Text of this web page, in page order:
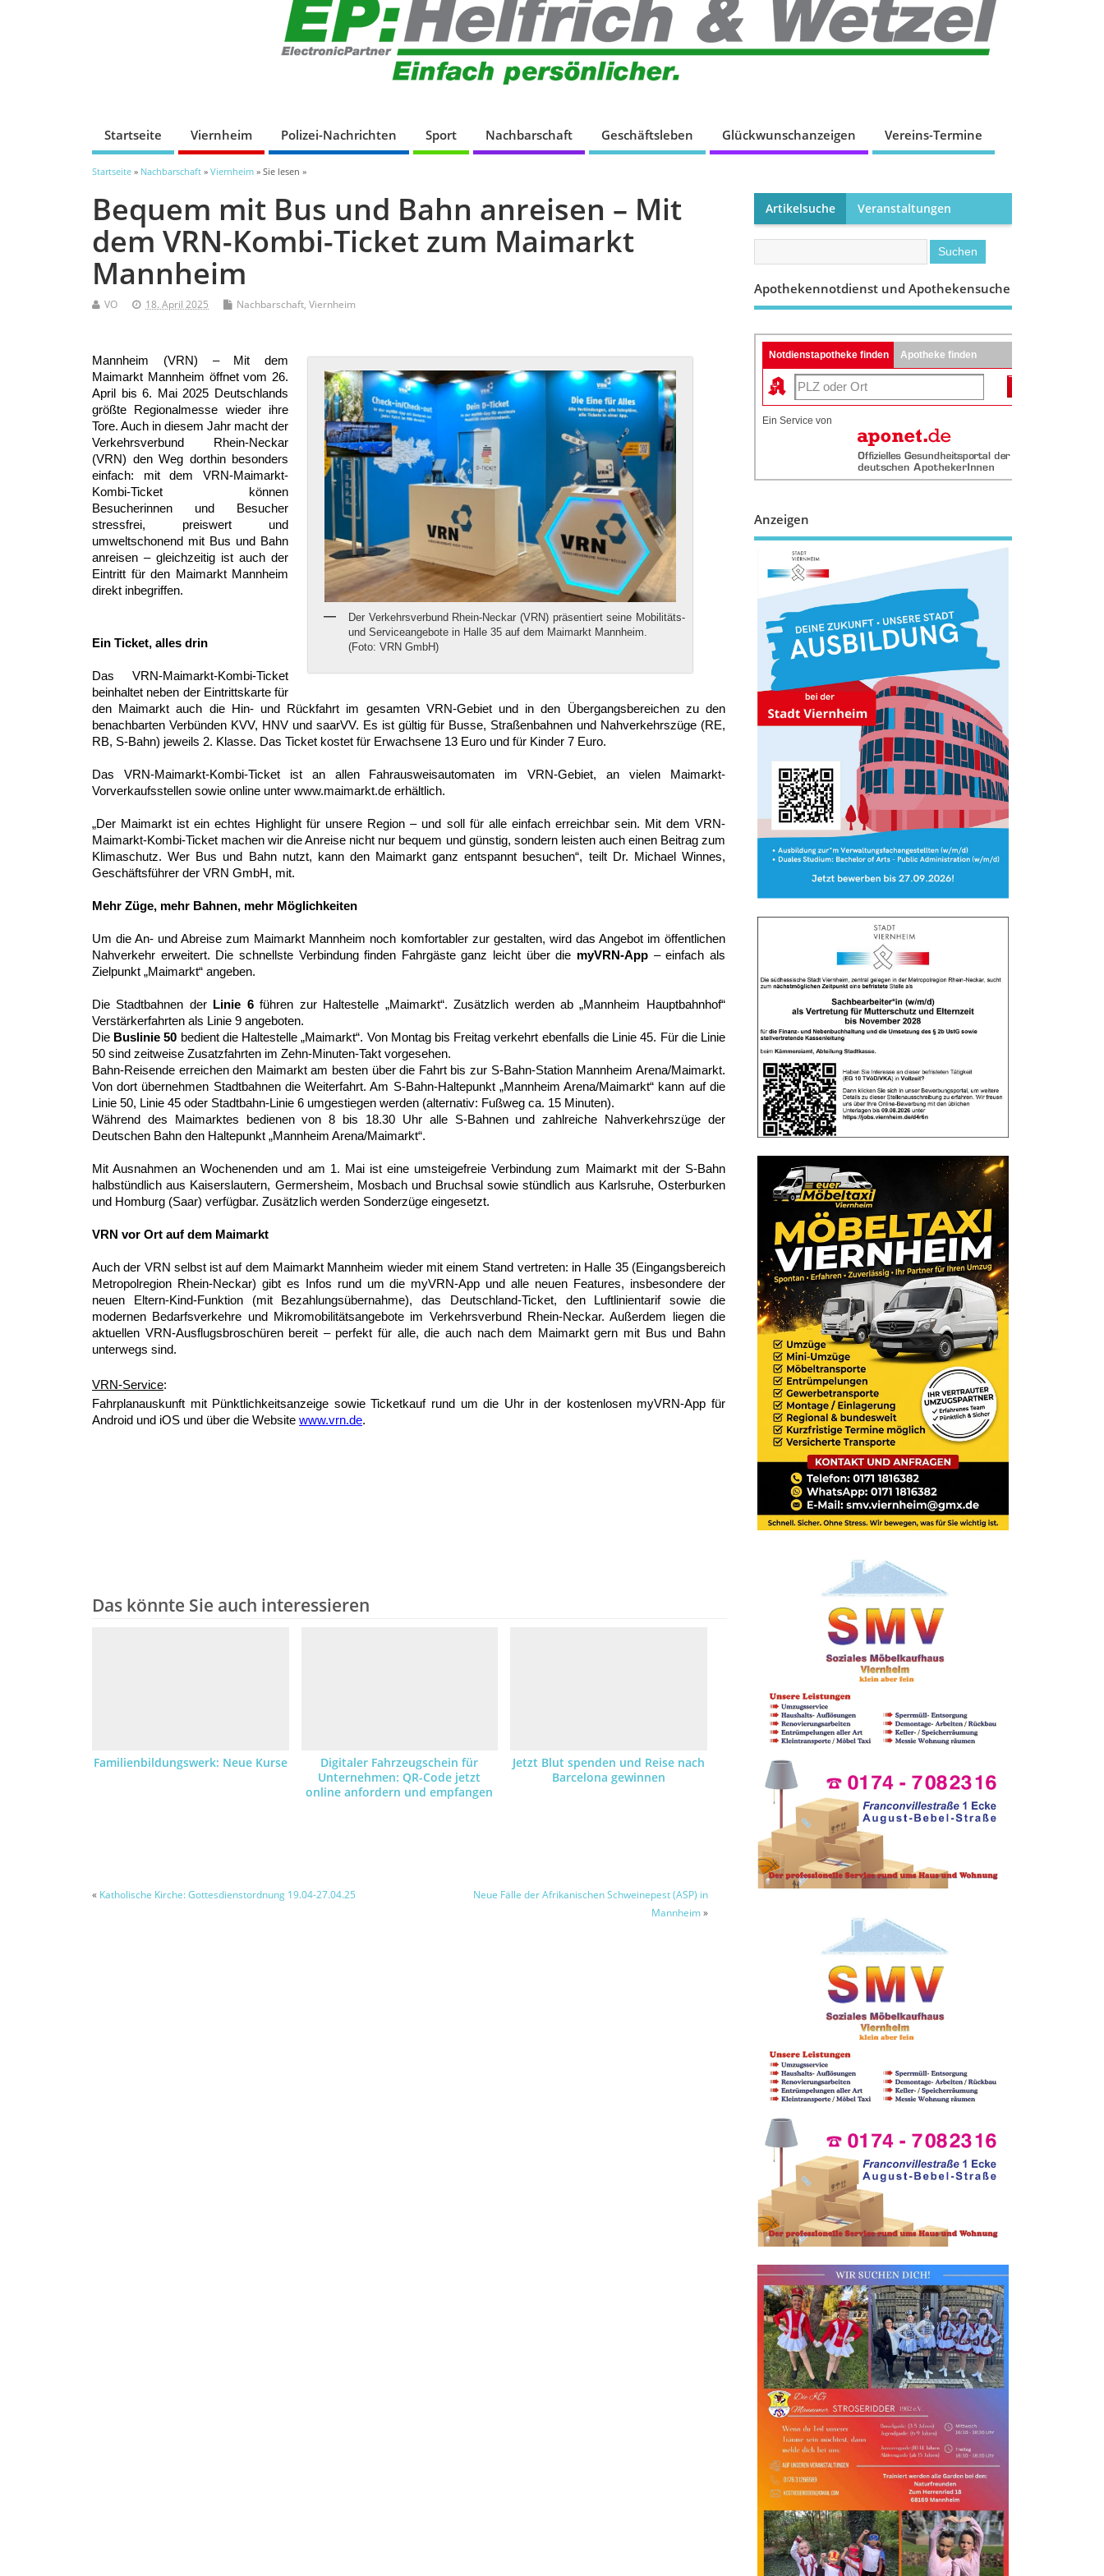
Startseite Viernheim Polizei-Nachrichten Sport Nachbarschaft Geschäftsleben Glückwunschanzeigen Vereins-Termine
Startseite » Nachbarschaft » Viernheim » Sie lesen »
Bequem mit Bus und Bahn anreisen – Mit
dem VRN-Kombi-Ticket zum Maimarkt
Mannheim
VO 18. April 2025 Nachbarschaft, Viernheim
Der Verkehrsverbund Rhein-Neckar (VRN) präsentiert seine Mobilitäts-
und Serviceangebote in Halle 35 auf dem Maimarkt Mannheim.
(Foto: VRN GmbH)
Mannheim (VRN) – Mit dem
Maimarkt Mannheim öffnet vom 26.
April bis 6. Mai 2025 Deutschlands
größte Regionalmesse wieder ihre
Tore. Auch in diesem Jahr macht der
Verkehrsverbund Rhein-Neckar
(VRN) den Weg dorthin besonders
einfach: mit dem VRN-Maimarkt-
Kombi-Ticket können
Besucherinnen und Besucher
stressfrei, preiswert und
umweltschonend mit Bus und Bahn
anreisen – gleichzeitig ist auch der
Eintritt für den Maimarkt Mannheim
direkt inbegriffen.
Ein Ticket, alles drin
Das VRN-Maimarkt-Kombi-Ticket
beinhaltet neben der Eintrittskarte für
den Maimarkt auch die Hin- und Rückfahrt im gesamten VRN-Gebiet und in den Übergangsbereichen zu den
benachbarten Verbünden KVV, HNV und saarVV. Es ist gültig für Busse, Straßenbahnen und Nahverkehrszüge (RE,
RB, S-Bahn) jeweils 2. Klasse. Das Ticket kostet für Erwachsene 13 Euro und für Kinder 7 Euro.
Das VRN-Maimarkt-Kombi-Ticket ist an allen Fahrausweisautomaten im VRN-Gebiet, an vielen Maimarkt-
Vorverkaufsstellen sowie online unter www.maimarkt.de erhältlich.
„Der Maimarkt ist ein echtes Highlight für unsere Region – und soll für alle einfach erreichbar sein. Mit dem VRN-
Maimarkt-Kombi-Ticket machen wir die Anreise nicht nur bequem und günstig, sondern leisten auch einen Beitrag zum
Klimaschutz. Wer Bus und Bahn nutzt, kann den Maimarkt ganz entspannt besuchen“, teilt Dr. Michael Winnes,
Geschäftsführer der VRN GmbH, mit.
Mehr Züge, mehr Bahnen, mehr Möglichkeiten
Um die An- und Abreise zum Maimarkt Mannheim noch komfortabler zur gestalten, wird das Angebot im öffentlichen
Nahverkehr erweitert. Die schnellste Verbindung finden Fahrgäste ganz leicht über die myVRN-App – einfach als
Zielpunkt „Maimarkt“ angeben.
Die Stadtbahnen der Linie 6führen zur Haltestelle „Maimarkt“. Zusätzlich werden ab „Mannheim Hauptbahnhof“
Verstärkerfahrten als Linie 9 angeboten.
Die Buslinie 50 bedient die Haltestelle „Maimarkt“. Von Montag bis Freitag verkehrt ebenfalls die Linie 45. Für die Linie
50 sind zeitweise Zusatzfahrten im Zehn-Minuten-Takt vorgesehen.
Bahn-Reisende erreichen den Maimarkt am besten über die Fahrt bis zur S-Bahn-Station Mannheim Arena/Maimarkt.
Von dort übernehmen Stadtbahnen die Weiterfahrt. Am S-Bahn-Haltepunkt „Mannheim Arena/Maimarkt“ kann auf die
Linie 50, Linie 45 oder Stadtbahn-Linie 6 umgestiegen werden (alternativ: Fußweg ca. 15 Minuten).
Während des Maimarktes bedienen von 8 bis 18.30 Uhr alle S-Bahnen und zahlreiche Nahverkehrszüge der
Deutschen Bahn den Haltepunkt „Mannheim Arena/Maimarkt“.
Mit Ausnahmen an Wochenenden und am 1. Mai ist eine umsteigefreie Verbindung zum Maimarkt mit der S-Bahn
halbstündlich aus Kaiserslautern, Germersheim, Mosbach und Bruchsal sowie stündlich aus Karlsruhe, Osterburken
und Homburg (Saar) verfügbar. Zusätzlich werden Sonderzüge eingesetzt.
VRN vor Ort auf dem Maimarkt
Auch der VRN selbst ist auf dem Maimarkt Mannheim wieder mit einem Stand vertreten: in Halle 35 (Eingangsbereich
Metropolregion Rhein-Neckar) gibt es Infos rund um die myVRN-App und alle neuen Features, insbesondere der
neuen Eltern-Kind-Funktion (mit Bezahlungsübernahme), das Deutschland-Ticket, den Luftlinientarif sowie die
modernen Bedarfsverkehre und Mikromobilitätsangebote im Verkehrsverbund Rhein-Neckar. Außerdem liegen die
aktuellen VRN-Ausflugsbroschüren bereit – perfekt für alle, die auch nach dem Maimarkt gern mit Bus und Bahn
unterwegs sind.
VRN-Service:
Fahrplanauskunft mit Pünktlichkeitsanzeige sowie Ticketkauf rund um die Uhr in der kostenlosen myVRN-App für
Android und iOS und über die Website www.vrn.de.
Das könnte Sie auch interessieren
Familienbildungswerk: Neue Kurse
Digitaler Fahrzeugschein für
Unternehmen: QR-Code jetzt
online anfordern und empfangen
Jetzt Blut spenden und Reise nach
Barcelona gewinnen
« Katholische Kirche: Gottesdienstordnung 19.04-27.04.25
Neue Fälle der Afrikanischen Schweinepest (ASP) in
Mannheim»
Artikelsuche Veranstaltungen
Apothekennotdienst und Apothekensuche
Notdienstapotheke finden Apotheke finden
Ein Service von
Anzeigen